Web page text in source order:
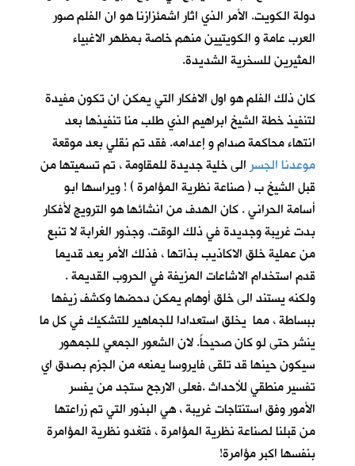
دولة الكويت. الأمر الذي اثار اشمئزازنا هو ان الفلم صور
العرب عامة و الكويتيين منهم خاصة بمظهر الاغبياء
المثيرين للسخرية الشديدة.
كان ذلك الفلم هو اول الافكار التي يمكن ان تكون مفيدة
لتنفيذ خطة الشيخ ابراهيم الذي طلب منا تنفيذها بعد
انتهاء محاكمة صدام و إعدامه. فقد تم نقلي بعد موقعة
موعدنا الجسرالى خلية جديدة للمقاومة ، تم تسميتها من
قبل الشيخ ب ( صناعة نظرية المؤامرة ) ! ويراسها ابو
أسامة الحراني . كان الهدف من انشائها هو الترويج لأفكار
بدت غريبة وجديدة في ذلك الوقت. وجذور الغرابة لا تنبع
من عملية خلق الاكاذيب بذاتها ، فذلك الأمر يعد قديما
قدم استخدام الاشاعات المزيفة في الحروب القديمة .
ولكنه يستند الى خلق أوهام يمكن دحضها وكشف زيفها
ببساطة ، مما يخلق استعدادا للجماهير للتشكيك في كل ما
ينشر حتى لو كان صحيحاً. لان الشعور الجمعي للجمهور
سيكون حينها قد تلقى فايروسا يمنعه من الجزم بصدق اي
تفسير منطقي للأحداث .فعلى الارجح ستجد من يفسر
الأمور وفق استنتاجات غريبة ، هي البذور التي تم زراعتها
من قبلنا لصناعة نظرية المؤامرة ، فتغدو نظرية المؤامرة
بنفسها اكبر مؤامرة!